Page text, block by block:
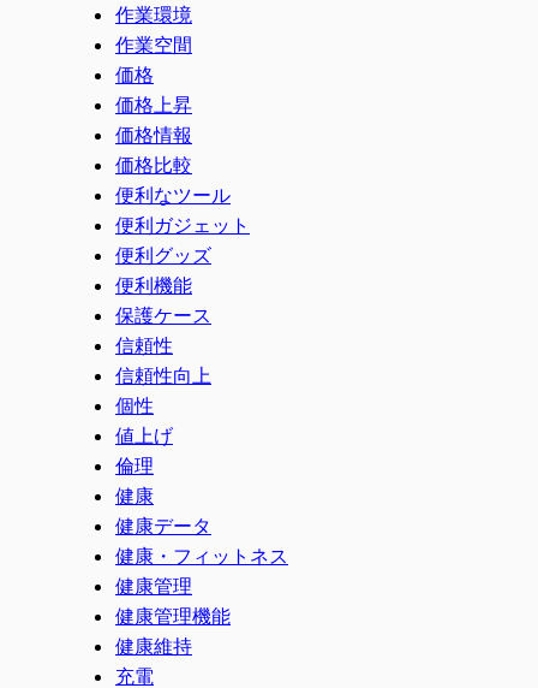
作業環境
作業空間
価格
価格上昇
価格情報
価格比較
便利なツール
便利ガジェット
便利グッズ
便利機能
保護ケース
信頼性
信頼性向上
個性
値上げ
倫理
健康
健康データ
健康・フィットネス
健康管理
健康管理機能
健康維持
充電